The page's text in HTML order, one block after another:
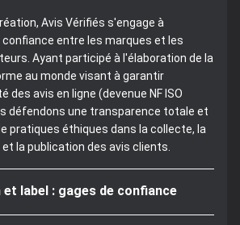
Avis Vérifiés s'engage à
entre les marques et les
Ayant participé à l'élaboration de la
au monde visant à garantir
des avis en ligne (devenue NF ISO
défendons une transparence totale et
pratiques éthiques dans la collecte, la
la publication des avis clients.
label : gages de confiance